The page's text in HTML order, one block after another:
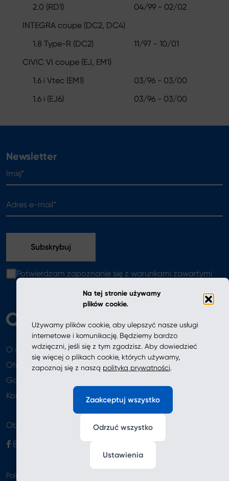
Na tej stronie używamy
plików cookie.
Używamy plików cookie, aby ulepszyć nasze usługi
internetowe i komunikację. Będziemy bardzo
wdzięczni, jeśli się z tym zgodzisz. Aby dowiedzieć
się więcej o plikach cookie, których używamy,
zapoznaj się z naszą polityką prywatności.
Zaakceptuj wszystko
Odrzuć wszystko
Ustawienia
2.0 (RD1)
04/99 - 02/02
INTEGRA coupe (DC2, DC4)
1.8 Type-R (DC2)
11/97 - 10/01
CIVIC VI coupe (EJ, EM1)
1.6 i Vtec (EM1)
03/96 - 03/00
1.6 i (EJ6)
03/96 - 03/00
Newsletter
Potwierdzam zapoznanie się z warunkami zawartymi
O nas
Oferta
Aktualności
Gdzie kupić
Kontakt
Obserwuj nas
Polityka prywatności